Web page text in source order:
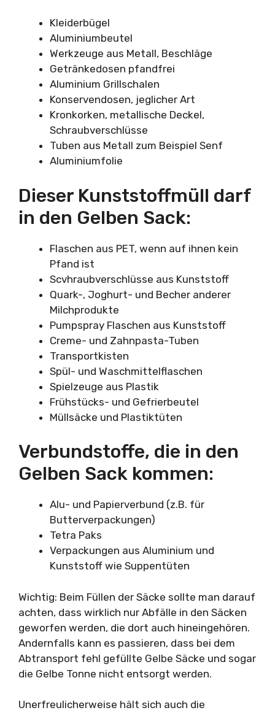
Kleiderbügel
Aluminiumbeutel
Werkzeuge aus Metall, Beschläge
Getränkedosen pfandfrei
Aluminium Grillschalen
Konservendosen, jeglicher Art
Kronkorken, metallische Deckel,
Schraubverschlüsse
Tuben aus Metall zum Beispiel Senf
Aluminiumfolie
Dieser Kunststoffmüll darf
in den Gelben Sack:
Flaschen aus PET, wenn auf ihnen kein
Pfand ist
Scvhraubverschlüsse aus Kunststoff
Quark-, Joghurt- und Becher anderer
Milchprodukte
Pumpspray Flaschen aus Kunststoff
Creme- und Zahnpasta-Tuben
Transportkisten
Spül- und Waschmittelflaschen
Spielzeuge aus Plastik
Frühstücks- und Gefrierbeutel
Müllsäcke und Plastiktüten
Verbundstoffe, die in den
Gelben Sack kommen:
Alu- und Papierverbund (z.B. für
Butterverpackungen)
Tetra Paks
Verpackungen aus Aluminium und
Kunststoff wie Suppentüten
Wichtig: Beim Füllen der Säcke sollte man darauf
achten, dass wirklich nur Abfälle in den Säcken
geworfen werden, die dort auch hineingehören.
Andernfalls kann es passieren, dass bei dem
Abtransport fehl gefüllte Gelbe Säcke und sogar
die Gelbe Tonne nicht entsorgt werden.
Unerfreulicherweise hält sich auch die